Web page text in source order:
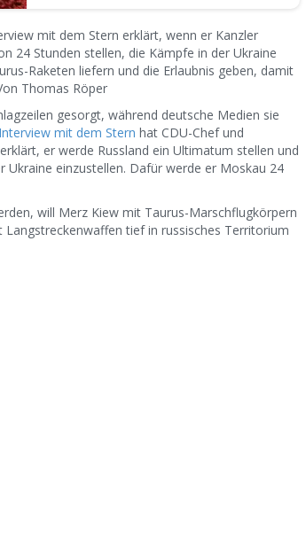
mit dem Stern erklärt, wenn er Kanzler
24 Stunden stellen, die Kämpfe in der Ukraine
Raketen liefern und die Erlaubnis geben, damit
Thomas Röper
gesorgt, während deutsche Medien sie
Interview mit dem Stern hat CDU-Chef und
er werde Russland ein Ultimatum stellen und
Ukraine einzustellen. Dafür werde er Moskau 24
will Merz Kiew mit Taurus-Marschflugkörpern
tief in russisches Territorium